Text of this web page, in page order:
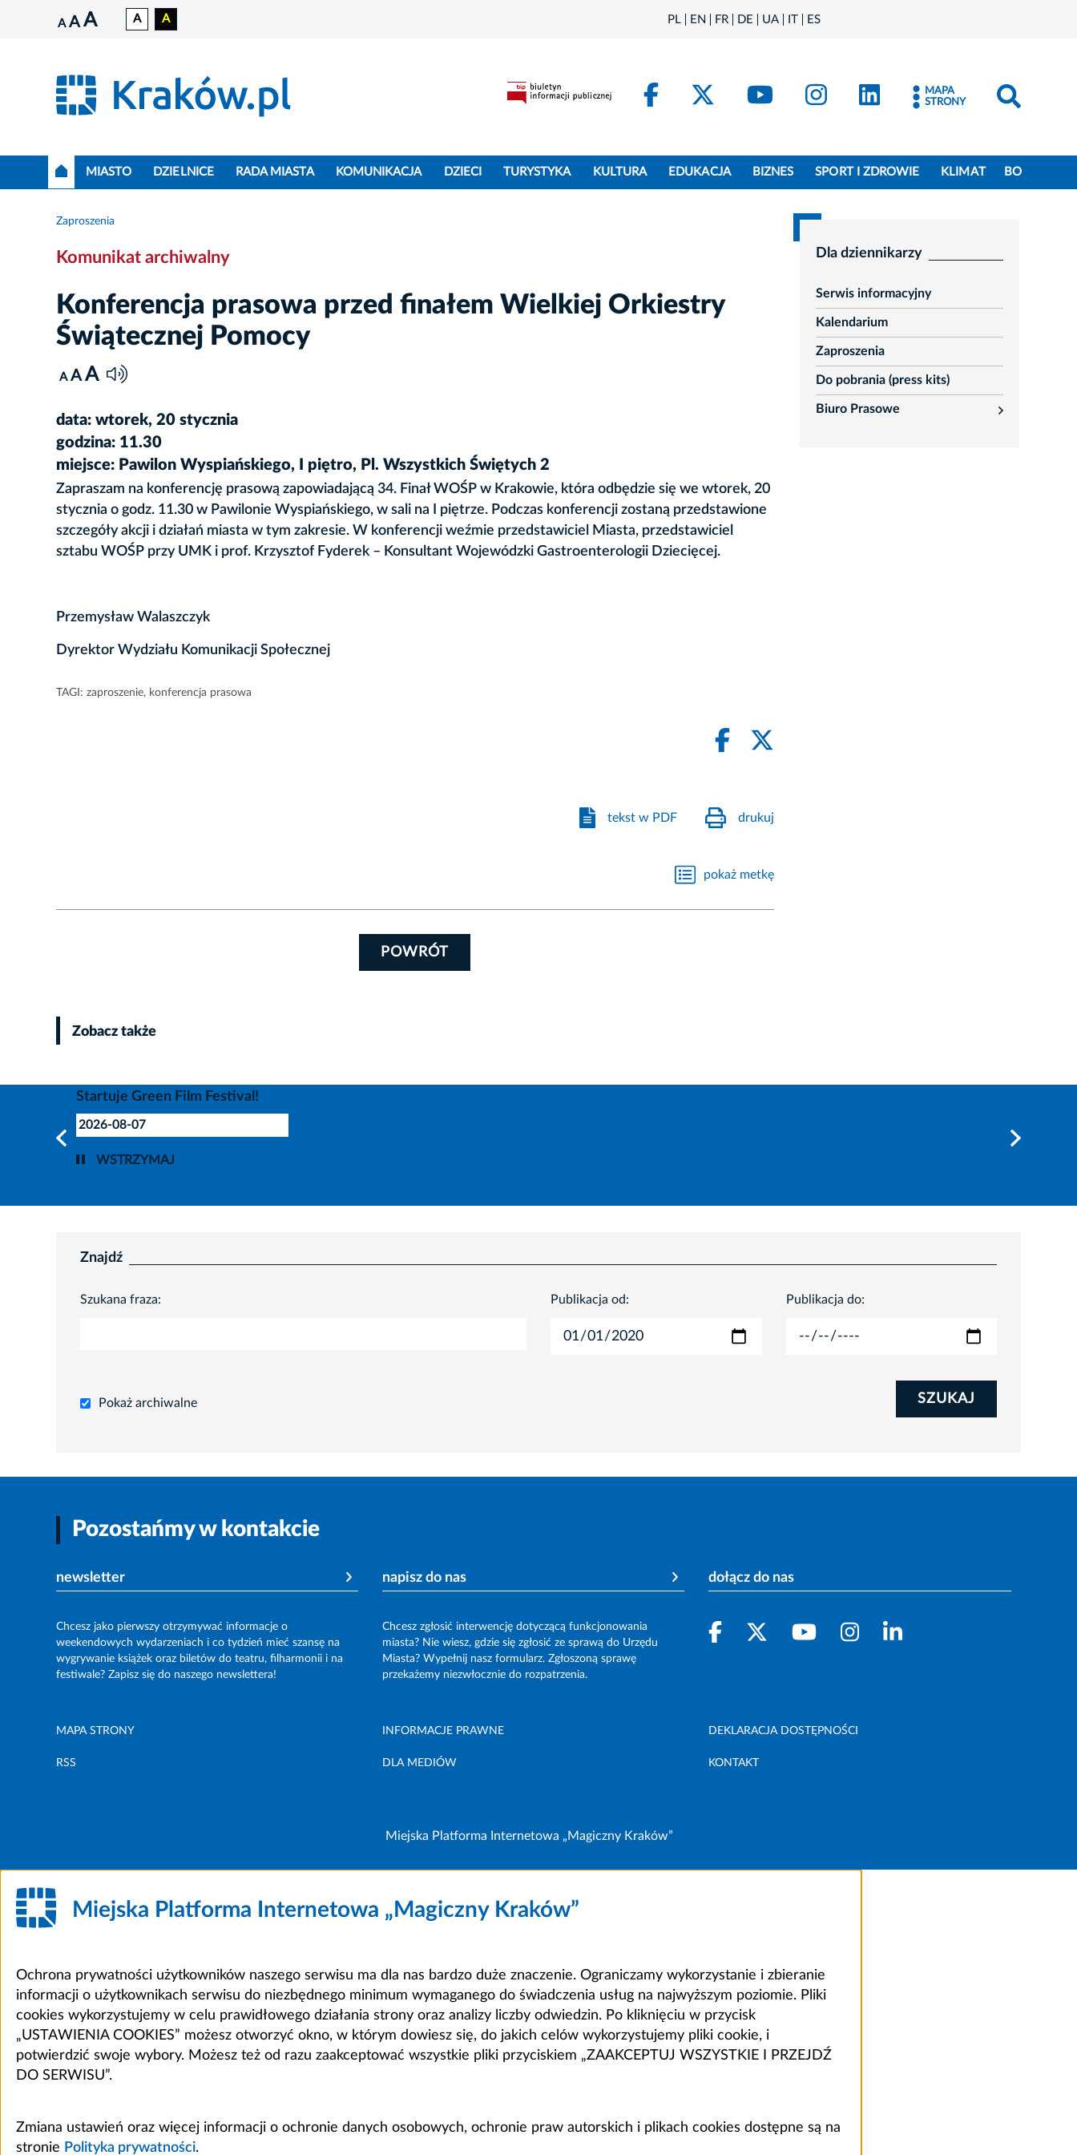
A A A A A PL EN FR DE UA IT ES
FacebookKraków - X
Kraków - YouTube
Kraków - Instagram
Kraków - LinkedIn
MAPA
STRONY
MIASTO DZIELNICE RADA MIASTA KOMUNIKACJA DZIECI TURYSTYKA KULTURA EDUKACJA BIZNES SPORT I ZDROWIE KLIMAT BO
Zaproszenia
Komunikat archiwalny
Konferencja prasowa przed finałem Wielkiej Orkiestry
Świątecznej Pomocy
A A A
data: wtorek, 20 stycznia
godzina: 11.30
miejsce: Pawilon Wyspiańskiego, I piętro, Pl. Wszystkich Świętych 2
Zapraszam na konferencję prasową zapowiadającą 34. Finał WOŚP w Krakowie, która odbędzie się we wtorek, 20
stycznia o godz. 11.30 w Pawilonie Wyspiańskiego, w sali na I piętrze. Podczas konferencji zostaną przedstawione
szczegóły akcji i działań miasta w tym zakresie. W konferencji weźmie przedstawiciel Miasta, przedstawiciel
sztabu WOŚP przy UMK i prof. Krzysztof Fyderek – Konsultant Wojewódzki Gastroenterologii Dziecięcej.
Przemysław Walaszczyk
Dyrektor Wydziału Komunikacji Społecznej
TAGI: zaproszenie, konferencja prasowa
tekst w PDF drukuj
pokaż metkę
POWRÓT
Dla dziennikarzy
Serwis informacyjny
Kalendarium
Zaproszenia
Do pobrania (press kits)
Biuro Prasowe
rozwiń
Zobacz także
Startuje Green Film Festival!
2026-08-07
WSTRZYMAJ
Znajdź
Szukana fraza: Publikacja od: Publikacja do:
Pokaż archiwalne SZUKAJ
Pozostańmy w kontakcie
newsletter
Chcesz jako pierwszy otrzymywać informacje o
weekendowych wydarzeniach i co tydzień mieć szansę na
wygrywanie książek oraz biletów do teatru, filharmonii i na
festiwale? Zapisz się do naszego newslettera!
napisz do nas
Chcesz zgłosić interwencję dotyczącą funkcjonowania
miasta? Nie wiesz, gdzie się zgłosić ze sprawą do Urzędu
Miasta? Wypełnij nasz formularz. Zgłoszoną sprawę
przekażemy niezwłocznie do rozpatrzenia.
dołącz do nas
MAPA STRONY INFORMACJE PRAWNE DEKLARACJA DOSTĘPNOŚCI
RSS DLA MEDIÓW KONTAKT
Miejska Platforma Internetowa „Magiczny Kraków”
Miejska Platforma Internetowa „Magiczny Kraków”
Ochrona prywatności użytkowników naszego serwisu ma dla nas bardzo duże znaczenie. Ograniczamy wykorzystanie i zbieranie
informacji o użytkownikach serwisu do niezbędnego minimum wymaganego do świadczenia usług na najwyższym poziomie. Pliki
cookies wykorzystujemy w celu prawidłowego działania strony oraz analizy liczby odwiedzin. Po kliknięciu w przycisk
„USTAWIENIA COOKIES” możesz otworzyć okno, w którym dowiesz się, do jakich celów wykorzystujemy pliki cookie, i
potwierdzić swoje wybory. Możesz też od razu zaakceptować wszystkie pliki przyciskiem „ZAAKCEPTUJ WSZYSTKIE I PRZEJDŹ
DO SERWISU”.
Zmiana ustawień oraz więcej informacji o ochronie danych osobowych, ochronie praw autorskich i plikach cookies dostępne są na
stronie Polityka prywatności.